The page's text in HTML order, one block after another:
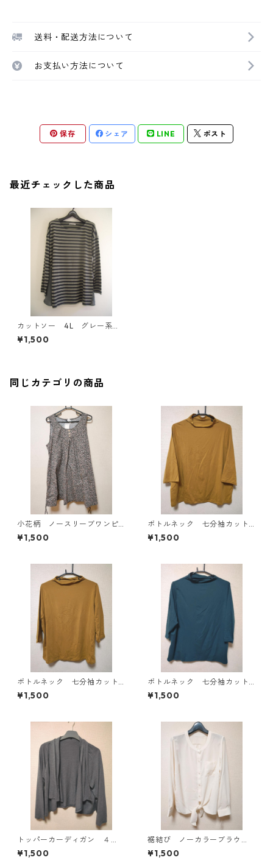
送料・配送方法について
お支払い方法について
保存 シェア LINE ポスト
最近チェックした商品
カットソー 4L グレー系ボ
ーダー IY-4338
¥1,500
同じカテゴリの商品
小花柄 ノースリーブワンピ
ース ４Ｌ ブラック KAE-
4819
¥1,500
ボトルネック 七分袖カット
ソー ４Ｌ マスタード KA
E-4818
¥1,500
ボトルネック 七分袖カット
ソー ４Ｌ マスタード KA
E-4816
¥1,500
ボトルネック 七分袖カット
ソー ４Ｌ ティールグリー
ン KAE-4815
¥1,500
トッパーカーディガン ４
Ｌ グレー KAE-4814
¥1,500
裾結び ノーカラーブラウ
ス ３Ｌ アイボリー KAE-
4813
¥1,500